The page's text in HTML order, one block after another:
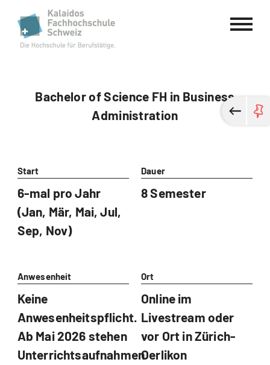
Kalaidos Fachhochschule Schweiz
Bachelor of Science FH in Business
Administration
Start
6-mal pro Jahr
(Jan, Mär, Mai, Jul,
Sep, Nov)
Dauer
8 Semester
Anwesenheit
Keine
Anwesenheitspflicht.
Ab Mai 2026 stehen
Unterrichtsaufnahmen
Ort
Online im
Livestream oder
vor Ort in Zürich-
Oerlikon